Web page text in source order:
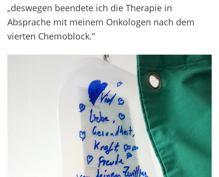
„deswegen beendete ich die Therapie in
Absprache mit meinem Onkologen nach dem
vierten Chemoblock.“